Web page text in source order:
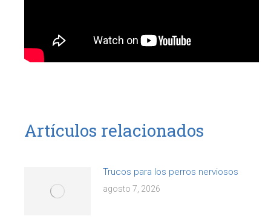
Artículos relacionados
Trucos para los perros nerviosos
agosto 7, 2026